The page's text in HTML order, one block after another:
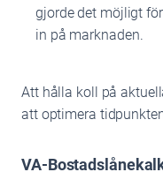
gjorde det möjligt
in på marknaden.
Att hålla koll på
att optimera
VA-